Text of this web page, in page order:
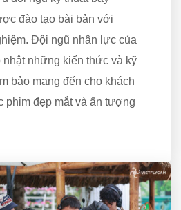
đào tạo bài bản với
Đội ngũ nhân lực của
nhật những kiến thức và kỹ
bảo mang đến cho khách
phim đẹp mắt và ấn tượng